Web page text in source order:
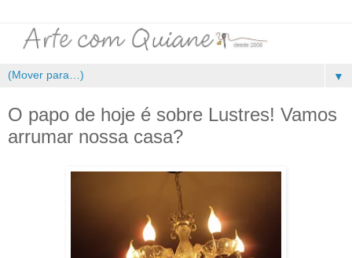
▼
O papo de hoje é sobre Lustres! Vamos
arrumar nossa casa?